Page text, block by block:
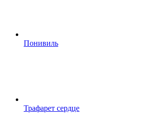
Понивиль
Трафарет сердце